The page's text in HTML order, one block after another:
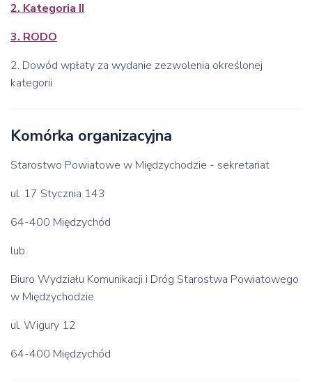
2. Kategoria II
3. RODO
2. Dowód wpłaty za wydanie zezwolenia określonej
kategorii
Komórka organizacyjna
Starostwo Powiatowe w Międzychodzie - sekretariat
ul. 17 Stycznia 143
64-400 Międzychód
lub
Biuro Wydziału Komunikacji i Dróg Starostwa Powiatowego
w Międzychodzie
ul. Wigury 12
64-400 Międzychód